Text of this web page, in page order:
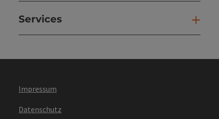
Services
Impressum
Datenschutz